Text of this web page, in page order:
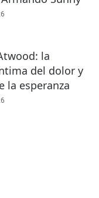
la
del dolor y
la esperanza